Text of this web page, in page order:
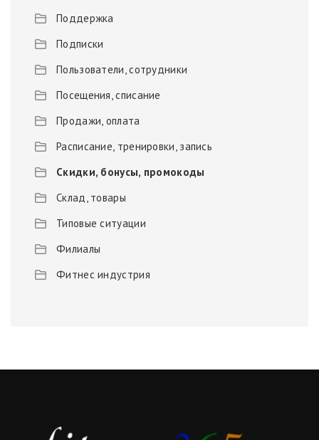
Поддержка
Подписки
Пользователи, сотрудники
Посещения, списание
Продажи, оплата
Расписание, тренировки, запись
Скидки, бонусы, промокоды
Склад, товары
Типовые ситуации
Филиалы
Фитнес индустрия